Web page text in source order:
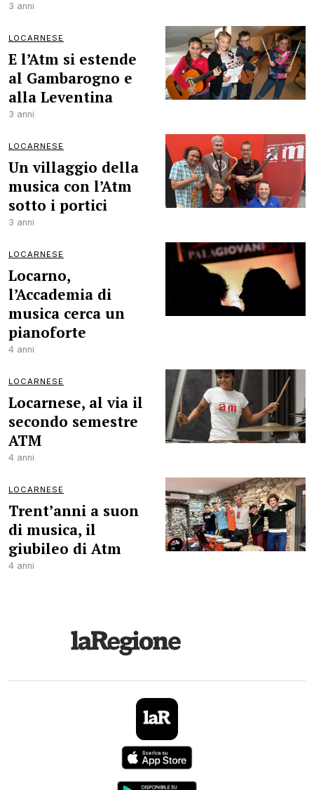
3 anni
LOCARNESE
E l’Atm si estende
al Gambarogno e
alla Leventina
3 anni
LOCARNESE
Un villaggio della
musica con l’Atm
sotto i portici
3 anni
LOCARNESE
Locarno,
l’Accademia di
musica cerca un
pianoforte
4 anni
LOCARNESE
Locarnese, al via il
secondo semestre
ATM
4 anni
LOCARNESE
Trent’anni a suon
di musica, il
giubileo di Atm
4 anni